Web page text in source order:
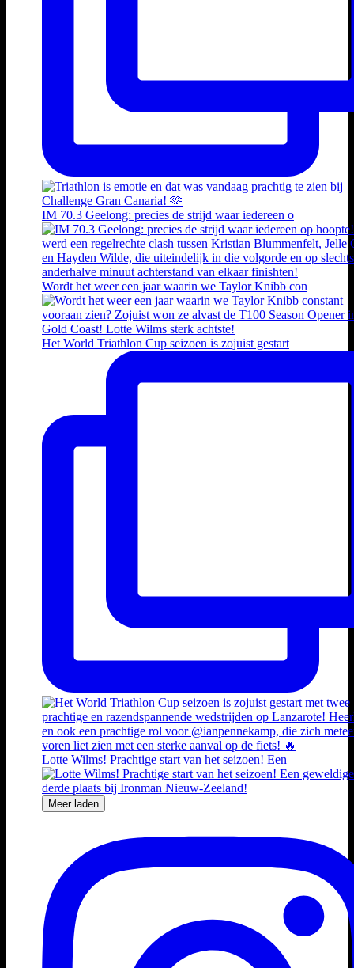
IM 70.3 Geelong: precies de strijd waar iedereen o
Wordt het weer een jaar waarin we Taylor Knibb con
Het World Triathlon Cup seizoen is zojuist gestart
Lotte Wilms! Prachtige start van het seizoen! Een
Meer laden